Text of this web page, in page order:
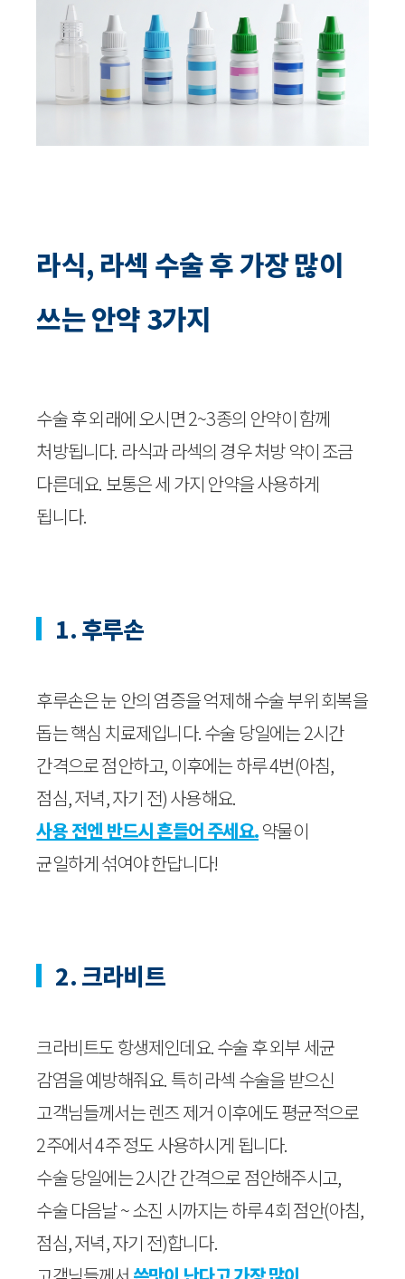
라식, 라섹 수술 후 가장 많이
쓰는 안약 3가지
수술 후 외래에 오시면 2~3종의 안약이 함께
처방됩니다. 라식과 라섹의 경우 처방 약이 조금
다른데요. 보통은 세 가지 안약을 사용하게
됩니다.
1. 후루손
후루손은 눈 안의 염증을 억제해 수술 부위 회복을
돕는 핵심 치료제입니다. 수술 당일에는 2시간
간격으로 점안하고, 이후에는 하루 4번(아침,
점심, 저녁, 자기 전) 사용해요.
사용 전엔 반드시 흔들어 주세요.약물이
균일하게 섞여야 한답니다!
2. 크라비트
크라비트도 항생제인데요. 수술 후 외부 세균
감염을 예방해줘요. 특히 라섹 수술을 받으신
고객님들께서는 렌즈 제거 이후에도 평균적으로
2주에서 4주 정도 사용하시게 됩니다.
수술 당일에는 2시간 간격으로 점안해주시고,
수술 다음날 ~ 소진 시까지는 하루 4회 점안(아침,
점심, 저녁, 자기 전)합니다.